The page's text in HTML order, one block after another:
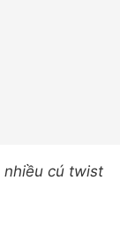
nhiều cú twist